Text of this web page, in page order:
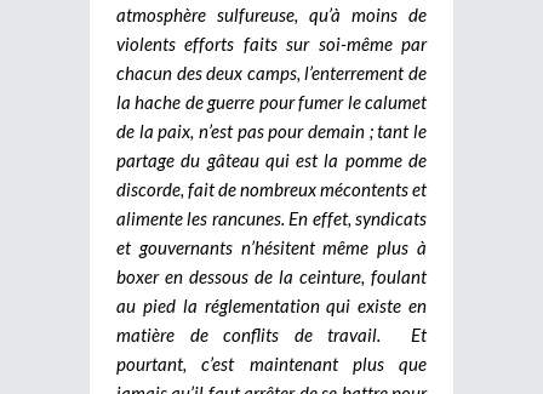
atmosphère sulfureuse, qu’à moins de
violents efforts faits sur soi-même par
chacun des deux camps, l’enterrement de
la hache de guerre pour fumer le calumet
de la paix, n’est pas pour demain ; tant le
partage du gâteau qui est la pomme de
discorde, fait de nombreux mécontents et
alimente les rancunes. En effet, syndicats
et gouvernants n’hésitent même plus à
boxer en dessous de la ceinture, foulant
au pied la réglementation qui existe en
matière de conflits de travail. Et
pourtant, c’est maintenant plus que